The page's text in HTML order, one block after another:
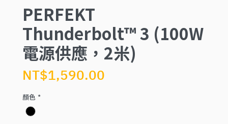
PERFEKT
Thunderbolt™ 3 (100W
電源供應，2米)
NT$1,590.00
顏色 *